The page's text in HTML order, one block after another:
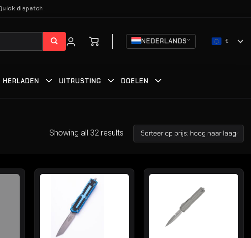
dispatch.
NEDERLANDS €
HERLADEN UITRUSTING DOELEN
Showing all 32 results